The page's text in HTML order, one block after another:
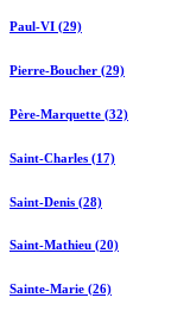
Paul-VI (29)
Pierre-Boucher (29)
Père-Marquette (32)
Saint-Charles (17)
Saint-Denis (28)
Saint-Mathieu (20)
Sainte-Marie (26)